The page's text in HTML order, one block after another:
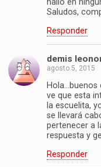
hallo en
Saludos,
Responder
demis
agosto 5, 2015
Hola…buenos
ve que esta
la escuelita,
se llevará
pertenecer a
respuesta y
Responder